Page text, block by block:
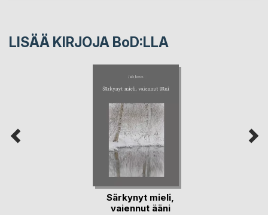
LISÄÄ KIRJOJA BoD:LLA
Särkynyt mieli,
vaiennut ääni